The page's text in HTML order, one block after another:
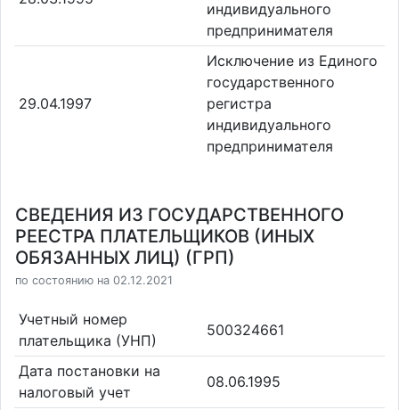
индивидуального
предпринимателя
29.04.1997
Исключение из Единого
государственного
регистра
индивидуального
предпринимателя
СВЕДЕНИЯ ИЗ ГОСУДАРСТВЕННОГО
РЕЕСТРА ПЛАТЕЛЬЩИКОВ (ИНЫХ
ОБЯЗАННЫХ ЛИЦ) (ГРП)
по состоянию на 02.12.2021
Учетный номер
плательщика (УНП)
500324661
Дата постановки на
налоговый учет
08.06.1995